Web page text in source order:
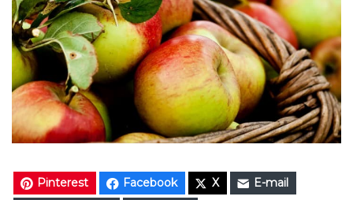
Pinterest Facebook X
E-mail